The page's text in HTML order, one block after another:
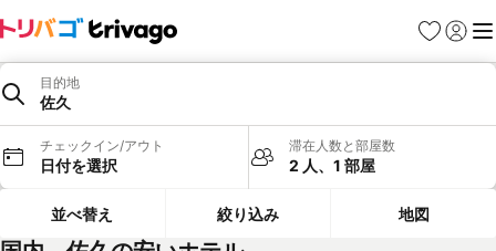
お気に入り
ログイ
メ
目的地
佐久
チェックイン/アウト
日付を選択
滞在人数と部屋数
2 人、1 部屋
並べ替え 絞り込み 地図